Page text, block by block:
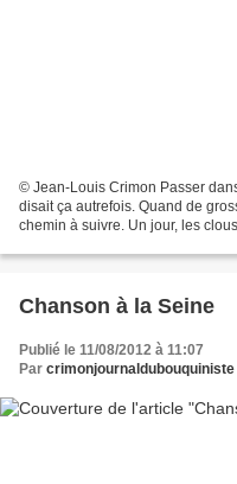
© Jean-Louis Crimon Passer
disait ça autrefois. Quand de
chemin à suivre. Un jour, les
Chanson à la Seine
Publié le 11/08/2012 à 11:07
Par crimonjournaldubouquiniste